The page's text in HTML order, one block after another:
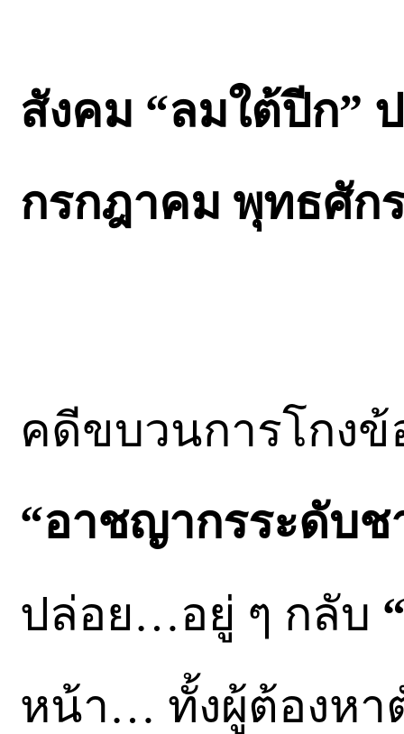
สังคม “ลมใต้ปีก”
กรกฎาคม พุทธศัก
คดีขบวนการโกง
“อาชญากรระดับช
ปล่อย…อยู่ ๆ กลับ
หน้า… ทั้งผู้ต้องหา